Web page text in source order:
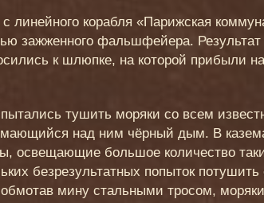
линейного корабля «Парижская
зажженного фальшфейера.
к шлюпке, на которой прибыли
тушить моряки со всем
над ним чёрный дым. В
освещающие большое количество
безрезультатных попыток
мину стальными тросом,